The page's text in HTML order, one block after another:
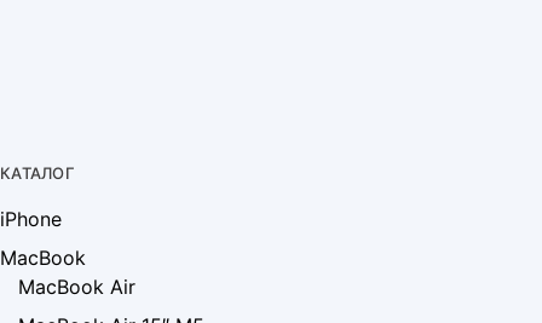
КАТАЛОГ
iPhone
MacBook
MacBook Air